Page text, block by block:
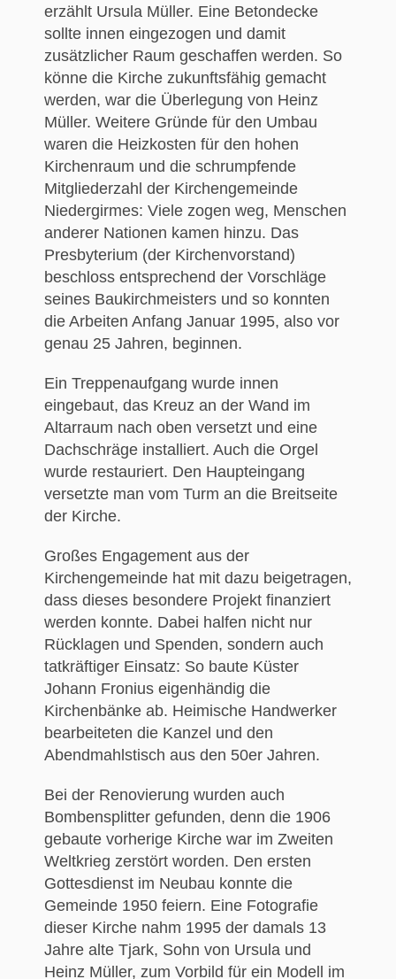
erzählt Ursula Müller. Eine Betondecke
sollte innen eingezogen und damit
zusätzlicher Raum geschaffen werden. So
könne die Kirche zukunftsfähig gemacht
werden, war die Überlegung von Heinz
Müller. Weitere Gründe für den Umbau
waren die Heizkosten für den hohen
Kirchenraum und die schrumpfende
Mitgliederzahl der Kirchengemeinde
Niedergirmes: Viele zogen weg, Menschen
anderer Nationen kamen hinzu. Das
Presbyterium (der Kirchenvorstand)
beschloss entsprechend der Vorschläge
seines Baukirchmeisters und so konnten
die Arbeiten Anfang Januar 1995, also vor
genau 25 Jahren, beginnen.
Ein Treppenaufgang wurde innen
eingebaut, das Kreuz an der Wand im
Altarraum nach oben versetzt und eine
Dachschräge installiert. Auch die Orgel
wurde restauriert. Den Haupteingang
versetzte man vom Turm an die Breitseite
der Kirche.
Großes Engagement aus der
Kirchengemeinde hat mit dazu beigetragen,
dass dieses besondere Projekt finanziert
werden konnte. Dabei halfen nicht nur
Rücklagen und Spenden, sondern auch
tatkräftiger Einsatz: So baute Küster
Johann Fronius eigenhändig die
Kirchenbänke ab. Heimische Handwerker
bearbeiteten die Kanzel und den
Abendmahlstisch aus den 50er Jahren.
Bei der Renovierung wurden auch
Bombensplitter gefunden, denn die 1906
gebaute vorherige Kirche war im Zweiten
Weltkrieg zerstört worden. Den ersten
Gottesdienst im Neubau konnte die
Gemeinde 1950 feiern. Eine Fotografie
dieser Kirche nahm 1995 der damals 13
Jahre alte Tjark, Sohn von Ursula und
Heinz Müller, zum Vorbild für ein Modell im